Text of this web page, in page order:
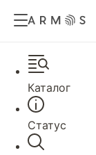
Каталог
Статус